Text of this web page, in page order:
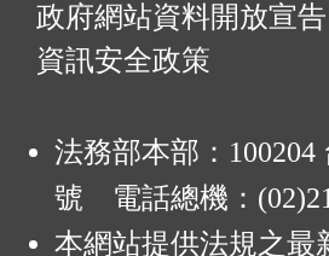
政府網站資料開放宣告
資訊安全政策
法務部本部：
號 電話總機：
本網站提供法規之最